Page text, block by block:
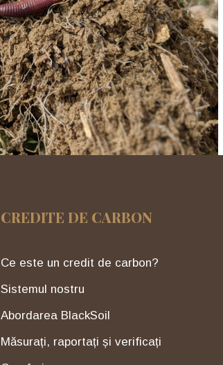
CREDITE DE CARBON
Ce este un credit de carbon?
Sistemul nostru
Abordarea BlackSoil
Măsurați, raportați și verificați